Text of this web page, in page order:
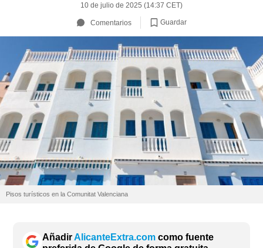
10 de julio de 2025 (14:37 CET)
Comentarios Guardar
Pisos turísticos en la Comunitat Valenciana
AñadirAlicanteExtra.com como fuente